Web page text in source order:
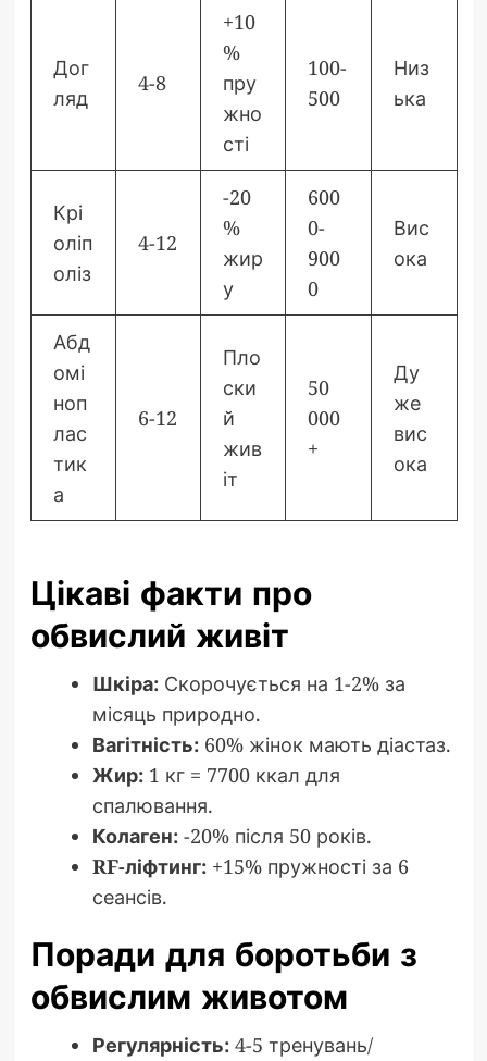
Дог
ляд
4-8
+10
%
пру
жно
сті
100-
500
Низ
ька
Крі
оліп
оліз
4-12
-20
%
жир
у
600
0-
900
0
Вис
ока
Абд
омі
ноп
лас
тик
а
6-12
Пло
ски
й
жив
іт
50
000
+
Ду
же
вис
ока
Цікаві факти про
обвислий живіт
Шкіра:Скорочується на 1-2% за
місяць природно.
Вагітність:60% жінок мають діастаз.
Жир:1 кг = 7700 ккал для
спалювання.
Колаген:-20% після 50 років.
RF-ліфтинг:+15% пружності за 6
сеансів.
Поради для боротьби з
обвислим животом
Регулярність:4-5 тренувань/